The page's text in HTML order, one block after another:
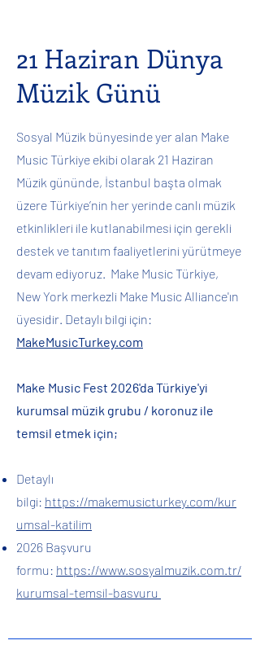
21 Haziran Dünya
Müzik Günü
Sosyal Müzik bünyesinde yer alan Make
Music Türkiye ekibi olarak 21 Haziran
Müzik gününde, İstanbul başta olmak
üzere Türkiye’nin her yerinde canlı müzik
etkinlikleri ile kutlanabilmesi için gerekli
destek ve tanıtım faaliyetlerini yürütmeye
devam ediyoruz. Make Music Türkiye,
New York merkezli Make Music Alliance'ın
üyesidir. Detaylı bilgi için:
MakeMusicTurkey.com
Make Music Fest 2026'da Türkiye'yi
kurumsal müzik grubu / koronuz ile
temsil etmek için;
Detaylı
bilgi: https://makemusicturkey.com/kur
umsal-katilim
2026 Başvuru
formu: https://www.sosyalmuzik.com.tr/
kurumsal-temsil-basvuru